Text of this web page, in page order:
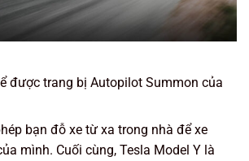
được trang bị Autopilot Summon của
bạn đỗ xe từ xa trong nhà để xe
mình. Cuối cùng, Tesla Model Y là